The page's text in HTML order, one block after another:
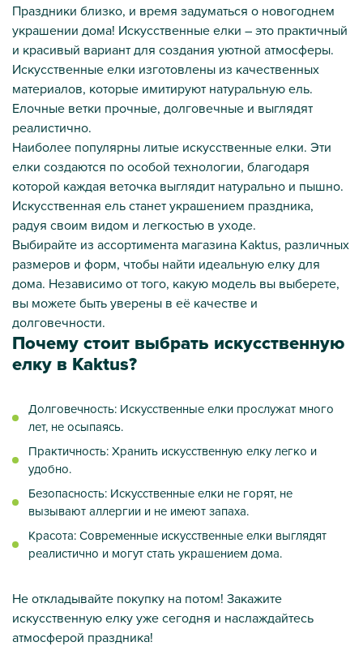
Праздники близко, и время задуматься о новогоднем
украшении дома! Искусственные елки – это практичный
и красивый вариант для создания уютной атмосферы.
Искусственные елки изготовлены из качественных
материалов, которые имитируют натуральную ель.
Елочные ветки прочные, долговечные и выглядят
реалистично.
Наиболее популярны литые искусственные елки. Эти
елки создаются по особой технологии, благодаря
которой каждая веточка выглядит натурально и пышно.
Искусственная ель станет украшением праздника,
радуя своим видом и легкостью в уходе.
Выбирайте из ассортимента магазина Kaktus, различных
размеров и форм, чтобы найти идеальную елку для
дома. Независимо от того, какую модель вы выберете,
вы можете быть уверены в её качестве и
долговечности.
Почему стоит выбрать искусственную
елку в Kaktus?
Долговечность: Искусственные елки прослужат много
лет, не осыпаясь.
Практичность: Хранить искусственную елку легко и
удобно.
Безопасность: Искусственные елки не горят, не
вызывают аллергии и не имеют запаха.
Красота: Современные искусственные елки выглядят
реалистично и могут стать украшением дома.
Не откладывайте покупку на потом! Закажите
искусственную елку уже сегодня и наслаждайтесь
атмосферой праздника!